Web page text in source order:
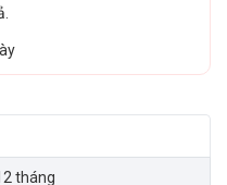
tháng